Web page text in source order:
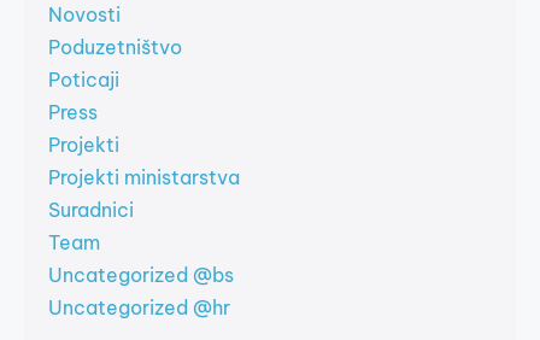
Novosti
Poduzetništvo
Poticaji
Press
Projekti
Projekti ministarstva
Suradnici
Team
Uncategorized @bs
Uncategorized @hr